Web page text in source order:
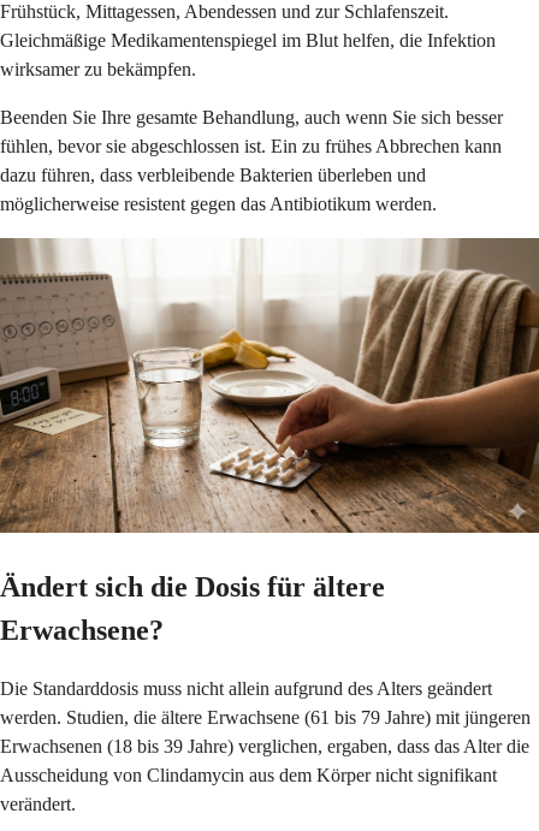
Frühstück, Mittagessen, Abendessen und zur Schlafenszeit.
Gleichmäßige Medikamentenspiegel im Blut helfen, die Infektion
wirksamer zu bekämpfen.
Beenden Sie Ihre gesamte Behandlung, auch wenn Sie sich besser
fühlen, bevor sie abgeschlossen ist. Ein zu frühes Abbrechen kann
dazu führen, dass verbleibende Bakterien überleben und
möglicherweise resistent gegen das Antibiotikum werden.
Ändert sich die Dosis für ältere
Erwachsene?
Die Standarddosis muss nicht allein aufgrund des Alters geändert
werden. Studien, die ältere Erwachsene (61 bis 79 Jahre) mit jüngeren
Erwachsenen (18 bis 39 Jahre) verglichen, ergaben, dass das Alter die
Ausscheidung von Clindamycin aus dem Körper nicht signifikant
verändert.